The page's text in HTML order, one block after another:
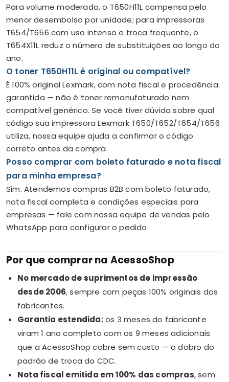
Para volume moderado, o T650H11L compensa pelo
menor desembolso por unidade; para impressoras
T654/T656 com uso intenso e troca frequente, o
T654X11L reduz o número de substituições ao longo do
ano.
O toner T650H11L é original ou compatível?
É 100% original Lexmark, com nota fiscal e procedência
garantida — não é toner remanufaturado nem
compatível genérico. Se você tiver dúvida sobre qual
código sua impressora Lexmark T650/T652/T654/T656
utiliza, nossa equipe ajuda a confirmar o código
correto antes da compra.
Posso comprar com boleto faturado e nota fiscal
para minha empresa?
Sim. Atendemos compras B2B com boleto faturado,
nota fiscal completa e condições especiais para
empresas — fale com nossa equipe de vendas pelo
WhatsApp para configurar o pedido.
Por que comprar na AcessoShop
No mercado de suprimentos de impressão
desde 2006, sempre com peças 100% originais dos
fabricantes.
Garantia estendida:os 3 meses do fabricante
viram 1 ano completo com os 9 meses adicionais
que a AcessoShop cobre sem custo — o dobro do
padrão de troca do CDC.
Nota fiscal emitida em 100% das compras, sem